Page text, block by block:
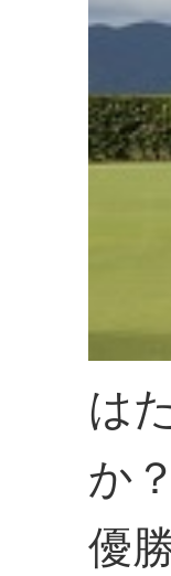
は
か？
優